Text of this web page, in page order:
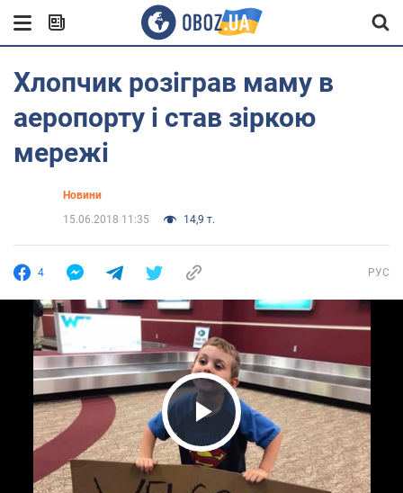
Хлопчик розіграв маму в
аеропорту і став зіркою
мережі
Новини
15.06.2018 11:35
14,9 т.
4 РУС
Play Video